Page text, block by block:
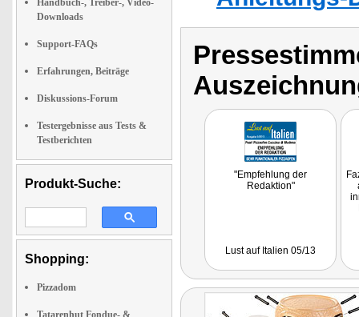
Handbuch-, Treiber-, Video-
Downloads
Support-FAQs
Erfahrungen, Beiträge
Diskussions-Forum
Testergebnisse aus Tests &
Testberichten
Produkt-Suche:
Shopping:
Pizzadom
Tatarenhut Fondue- &
"Empfehlung der
Redaktion"
Lust auf Italien 05/13